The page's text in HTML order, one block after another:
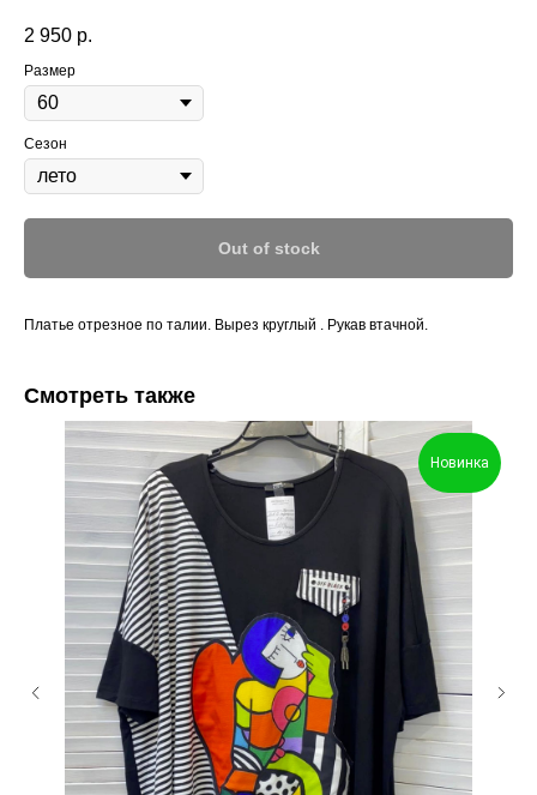
2 950 р.
Размер
Сезон
Out of stock
Платье отрезное по талии. Вырез круглый . Рукав втачной.
Смотреть также
Новинка